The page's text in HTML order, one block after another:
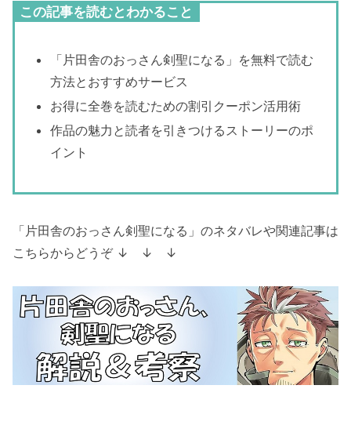
この記事を読むとわかること
「片田舎のおっさん剣聖になる」を無料で読む
方法とおすすめサービス
お得に全巻を読むための割引クーポン活用術
作品の魅力と読者を引きつけるストーリーのポ
イント
「片田舎のおっさん剣聖になる」のネタバレや関連記事は
こちらからどうぞ ↓ ↓ ↓